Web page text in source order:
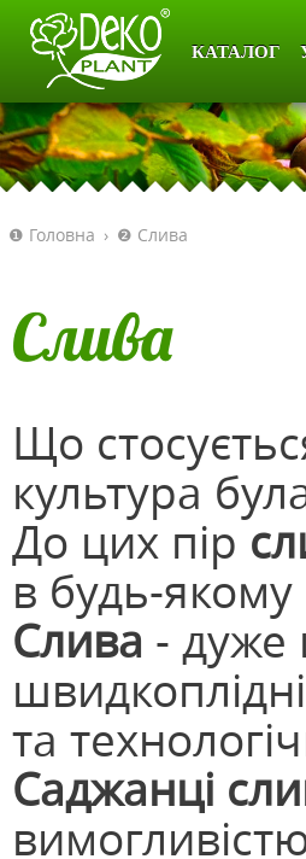
КАТАЛОГ
❶ Головна › ❷ Слива
Слива
Що
культура
До цих пір
в будь-
Слива - дуже
та
Саджанці